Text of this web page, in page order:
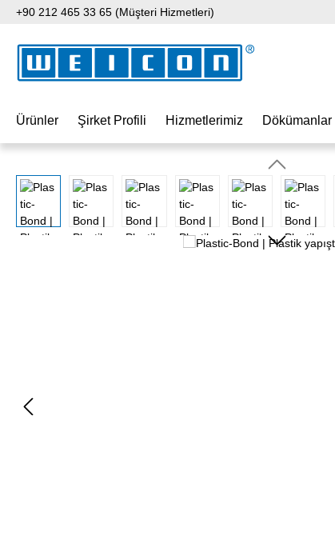
içeriğe geç
Aramaya atla
Ana navigasyona geç
+90 212 465 33 65 (Müşteri Hizmetleri)
Ürünler Şirket Profili Hizmetlerimiz Dökümanlar
Resim galerisini atla